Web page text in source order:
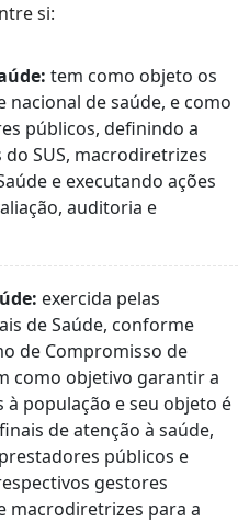
si:
tem como objeto os
nacional de saúde, e como
públicos, definindo a
SUS, macrodiretrizes
e executando ações
auditoria e
exercida pelas
de Saúde, conforme
de Compromisso de
como objetivo garantir a
população e seu objeto é
de atenção à saúde,
públicos e
gestores
macrodiretrizes para a